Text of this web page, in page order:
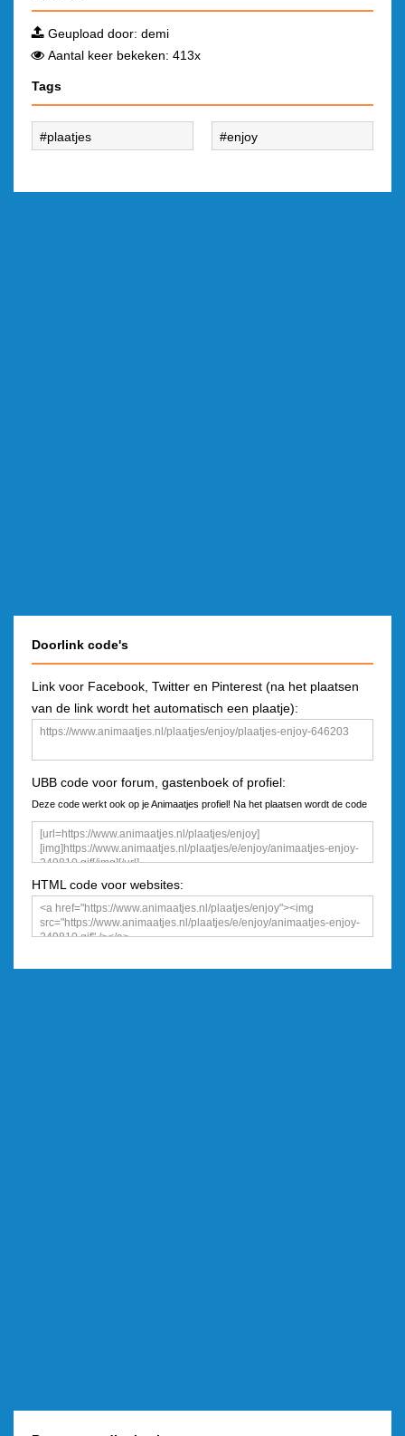
Geupload door: demi
Aantal keer bekeken: 413x
Tags
plaatjes enjoy
Doorlink code's
Link voor Facebook, Twitter en Pinterest (na het plaatsen
van de link wordt het automatisch een plaatje):
UBB code voor forum, gastenboek of profiel:
Deze code werkt ook op je Animaatjes profiel! Na het plaatsen wordt de code
een plaatje
HTML code voor websites: